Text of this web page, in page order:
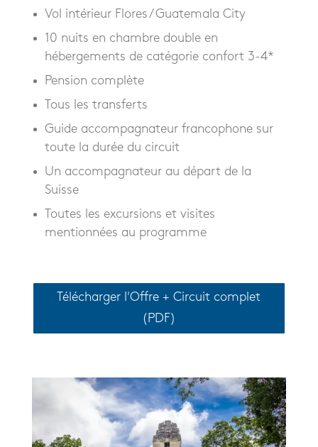
Vol intérieur Flores / Guatemala City
10 nuits en chambre double en
hébergements de catégorie confort 3-4*
Pension complète
Tous les transferts
Guide accompagnateur francophone sur
toute la durée du circuit
Un accompagnateur au départ de la
Suisse
Toutes les excursions et visites
mentionnées au programme
Télécharger l'Offre + Circuit complet
(PDF)